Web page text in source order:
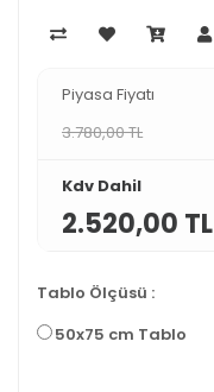
Piyasa Fiyatı
3.780,00 TL
Kdv Dahil
2.520,00 TL
Tablo Ölçüsü :
50x75 cm Tablo